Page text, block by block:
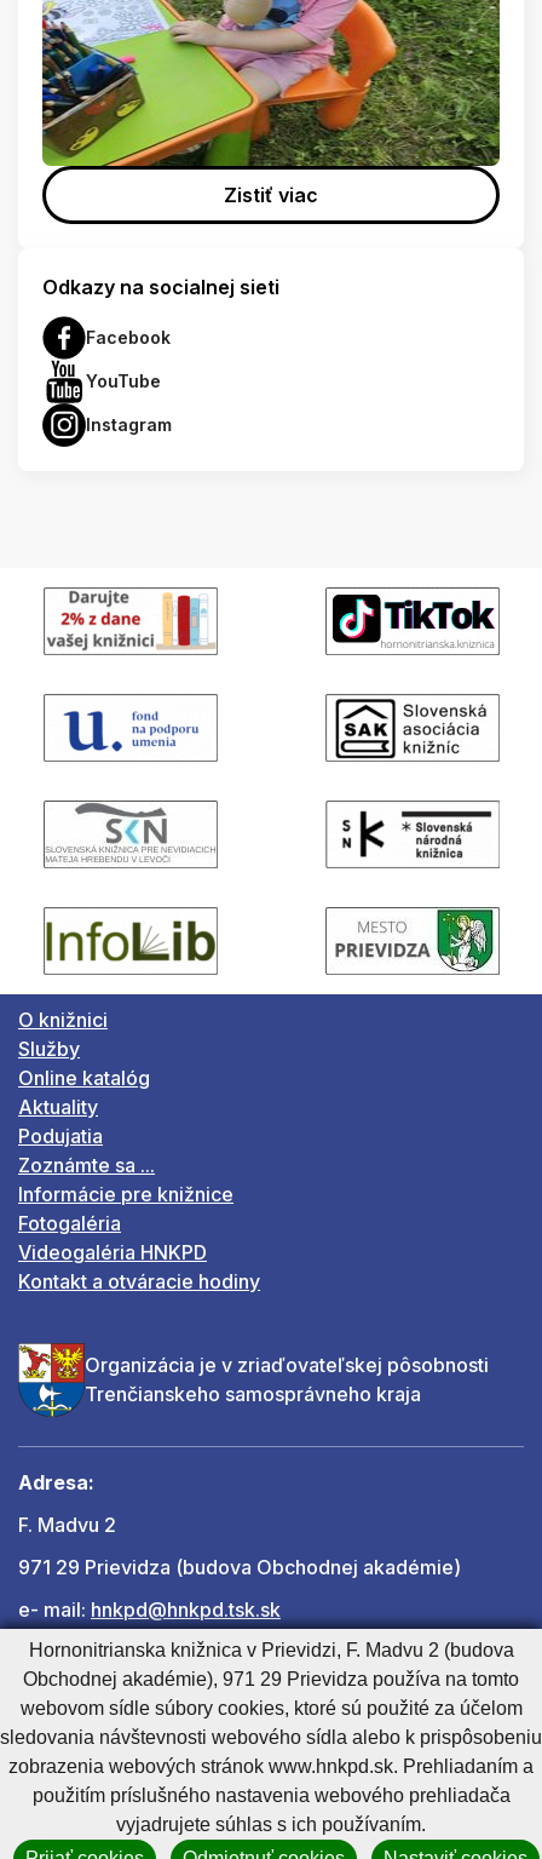
Zistiť viac
Odkazy na socialnej sieti
Facebook
YouTube
Instagram
O knižnici
Služby
Online katalóg
Aktuality
Podujatia
Zoznámte sa ...
Informácie pre knižnice
Fotogaléria
Videogaléria HNKPD
Kontakt a otváracie hodiny
Organizácia je v zriaďovateľskej pôsobnosti
Trenčianskeho samosprávneho kraja
Adresa:
F. Madvu 2
971 29 Prievidza (budova Obchodnej akadémie)
e- mail: hnkpd@hnkpd.tsk.sk
Ďalšie kontakty
Cookies nastavenieCookies - viac informáciíVyhlásenie o prístupnosti
Technický prevádzkovateľ
Správca obsahu
GenerujeCMS BUXUS
Hornonitrianska knižnica v Prievidzi, F. Madvu 2 (budova
Obchodnej akadémie), 971 29 Prievidza používa na tomto
webovom sídle súbory cookies, ktoré sú použité za účelom
sledovania návštevnosti webového sídla alebo k prispôsobeniu
zobrazenia webových stránok www.hnkpd.sk. Prehliadaním a
použitím príslušného nastavenia webového prehliadača
vyjadrujete súhlas s ich používaním.